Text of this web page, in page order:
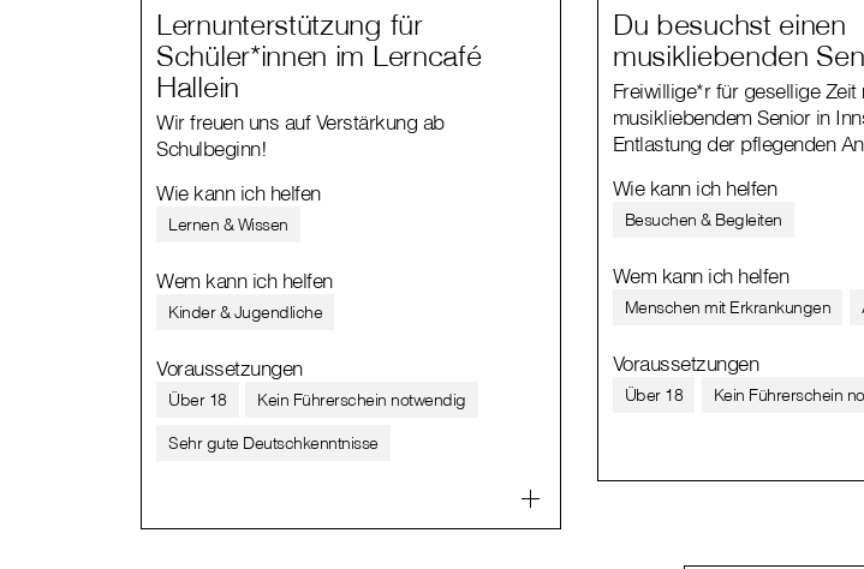
Lernunterstützung für
Schüler*innen im Lerncafé
Hallein
Wir freuen uns auf Verstärkung ab
Schulbeginn!
Wie kann ich helfen
Lernen & Wissen
Wem kann ich helfen
Kinder & Jugendliche
Voraussetzungen
Über 18
Kein Führerschein notwendig
Sehr gute Deutschkenntnisse
Du besuchst einen
musikliebenden
Freiwillige*r für gesellige Zeit
musikliebendem Senior in
Entlastung der pflegenden
Wie kann ich helfen
Besuchen & Begleiten
Wem kann ich helfen
Menschen mit Erkrankungen
Voraussetzungen
Über 18 Kein Führerschein